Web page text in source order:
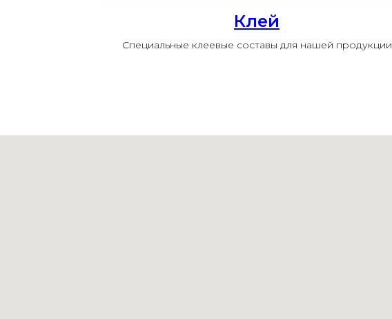
Клей
Специальные клеевые составы для нашей продукции